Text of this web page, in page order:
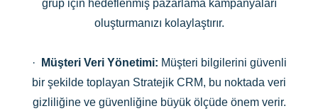
grup için hedeflenmiş pazarlama kampanyaları
oluşturmanızı kolaylaştırır.
· Müşteri Veri Yönetimi: Müşteri bilgilerini güvenli
bir şekilde toplayan Stratejik CRM, bu noktada veri
gizliliğine ve güvenliğine büyük ölçüde önem verir.